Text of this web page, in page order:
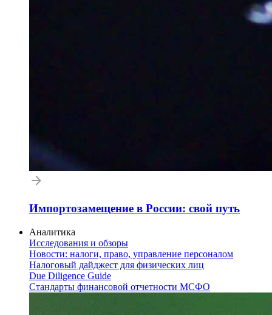
Импортозамещение в России: свой путь
Аналитика
Исследования и обзоры
Новости: налоги, право, управление персоналом
Налоговый дайджест для физических лиц
Due Diligence Guide
Стандарты финансовой отчетности МСФО